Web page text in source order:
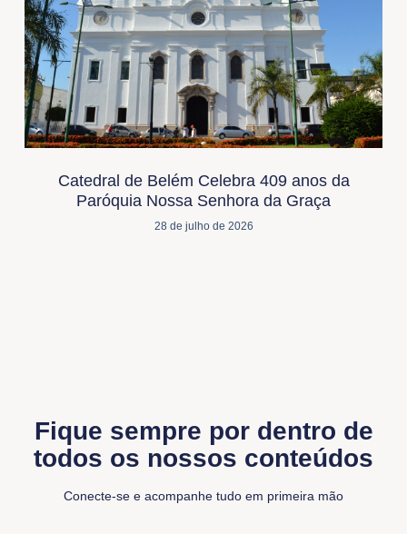
Catedral de Belém Celebra 409 anos da
Paróquia Nossa Senhora da Graça
28 de julho de 2026
Fique sempre por dentro de
todos os nossos conteúdos
Conecte-se e acompanhe tudo em primeira mão